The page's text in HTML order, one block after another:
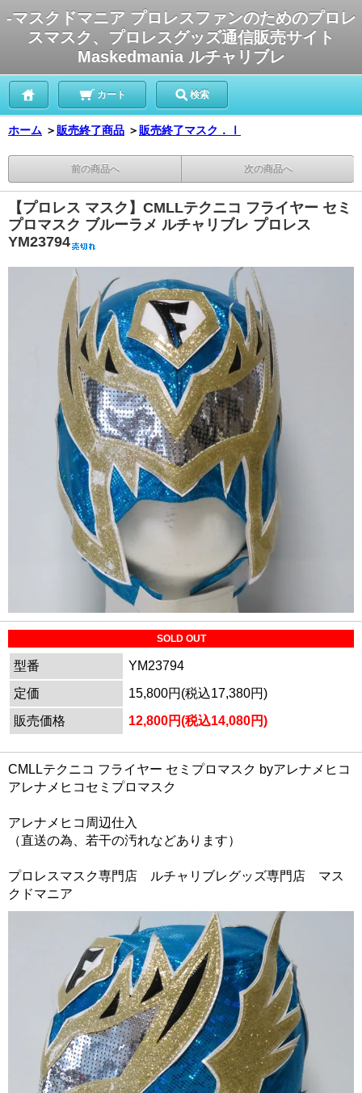
-マスクドマニア プロレスファンのためのプロレ
スマスク、プロレスグッズ通信販売サイト
Maskedmania ルチャリブレ
カート 検索
ホーム ＞ 販売終了商品 ＞ 販売終了マスク．Ⅰ
前の商品へ 次の商品へ
【プロレス マスク】CMLLテクニコ フライヤー セミ
プロマスク ブルーラメ ルチャリブレ プロレス
YM23794
SOLD OUT
型番
YM23794
定価
15,800円(税込17,380円)
販売価格
12,800円(税込14,080円)
CMLLテクニコ フライヤー セミプロマスク byアレナメヒコ
アレナメヒコセミプロマスク
アレナメヒコ周辺仕入
（直送の為、若干の汚れなどあります）
プロレスマスク専門店 ルチャリブレグッズ専門店 マス
クドマニア